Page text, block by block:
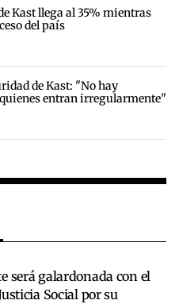
Kast llega al 35% mientras
del país
de Kast: "No hay
entran irregularmente"
será galardonada con el
Social por su